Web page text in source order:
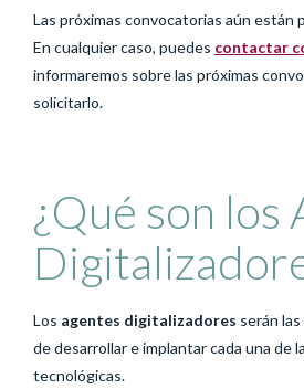
Las próximas convocatorias aún están
En cualquier caso, puedes contactar
informaremos sobre las próximas
solicitarlo.
¿Qué son los
Los agentes digitalizadores serán
de desarrollar e implantar cada una de
tecnológicas.